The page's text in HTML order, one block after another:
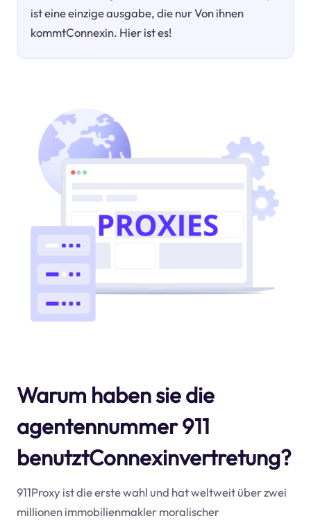
ist eine einzige ausgabe, die nur Von ihnen
kommtConnexin. Hier ist es!
Warum haben sie die
agentennummer 911
benutztConnexinvertretung?
911Proxy ist die erste wahl und hat weltweit über zwei
millionen immobilienmakler moralischer